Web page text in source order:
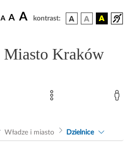
A A A kontrast:
Miasto Kraków
Władze i miasto Dzielnice